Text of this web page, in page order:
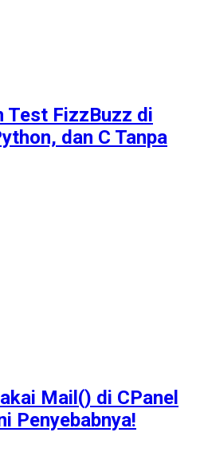
Test FizzBuzz di
dan C Tanpa
Mail() di CPanel
Penyebabnya!